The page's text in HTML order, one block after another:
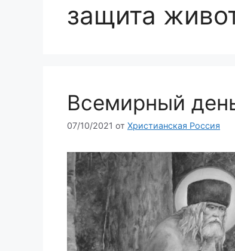
защита
Всемирный
07/10/2021 от Христианская Россия